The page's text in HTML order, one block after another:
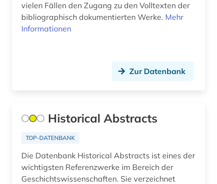
atomphysik (1)
aufbereitung (1)
aufgabensammlung (1)
aufklärung (4)
vielen Fällen den Zugang zu den Volltexten der
bibliographisch dokumentierten Werke. Mehr
Informationen
Zur Datenbank
Historical Abstracts
TOP-DATENBANK
Die Datenbank Historical Abstracts ist eines der
wichtigsten Referenzwerke im Bereich der
Geschichtswissenschaften. Sie verzeichnet